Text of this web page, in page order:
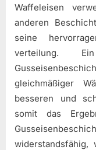
Waffeleisen
anderen
seine
verteilung.
gleichmäßiger
besseren und
somit das